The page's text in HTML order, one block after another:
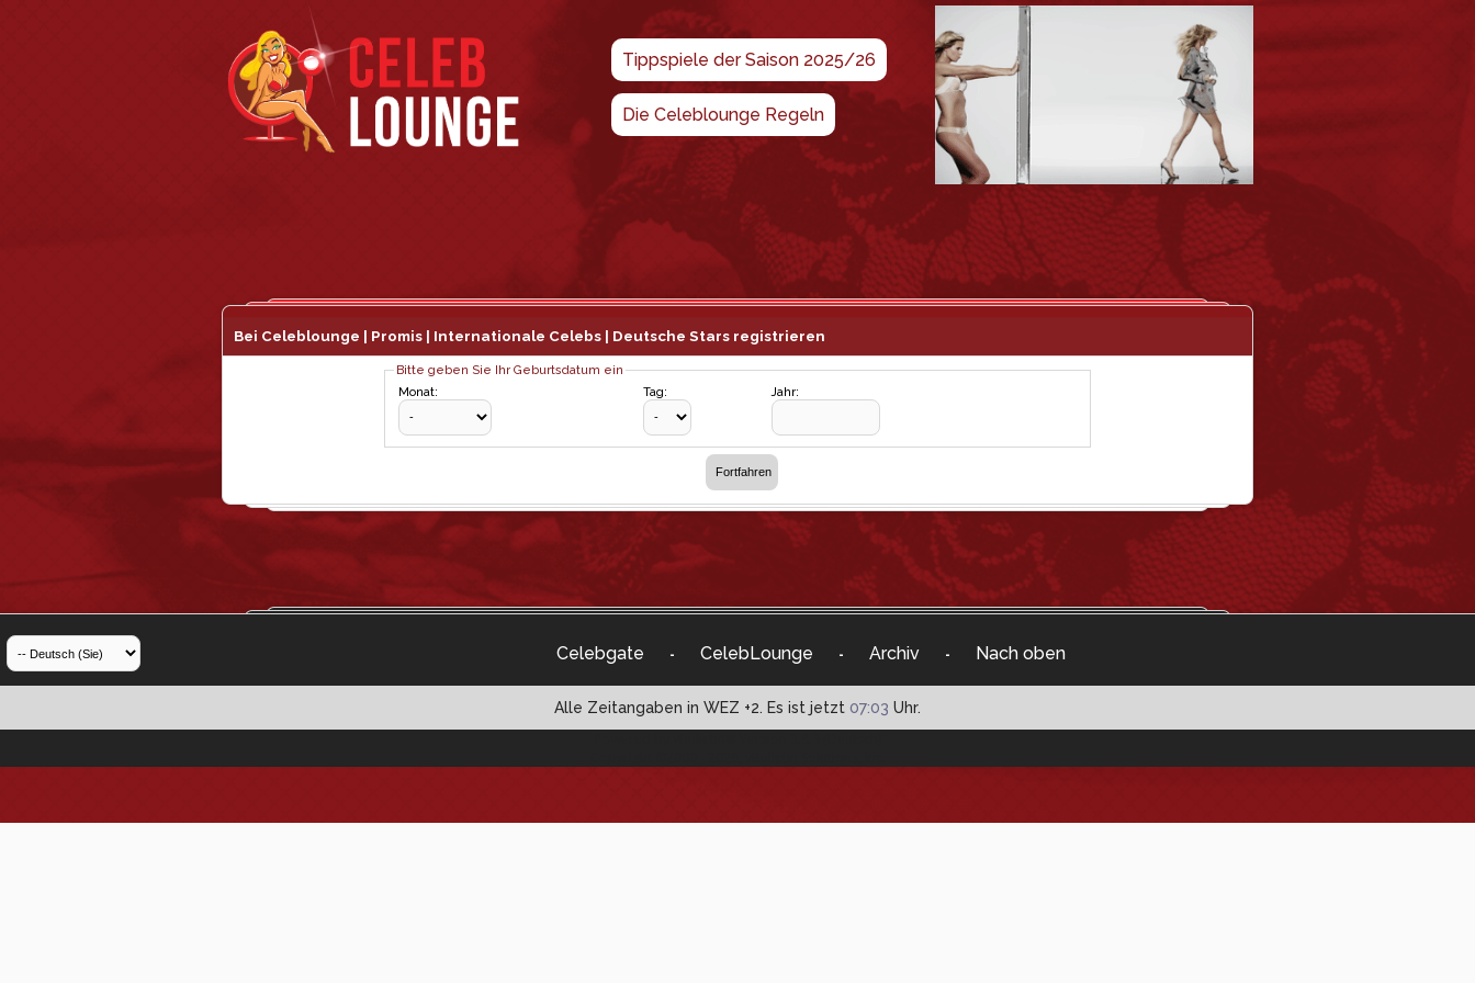
Tippspiele der Saison 2025/26
Die Celeblounge Regeln
Bei Celeblounge | Promis | Internationale Celebs | Deutsche Stars registrieren
Bitte geben Sie Ihr Geburtsdatum ein
Monat:
Tag: Jahr:
Celebgate - CelebLounge - Archiv - Nach oben
Alle Zeitangaben in WEZ +2. Es ist jetzt 07:03 Uhr.